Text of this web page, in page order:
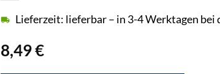
8,49€
Lieferzeit: lieferbar – in 3-4 Werktagen bei